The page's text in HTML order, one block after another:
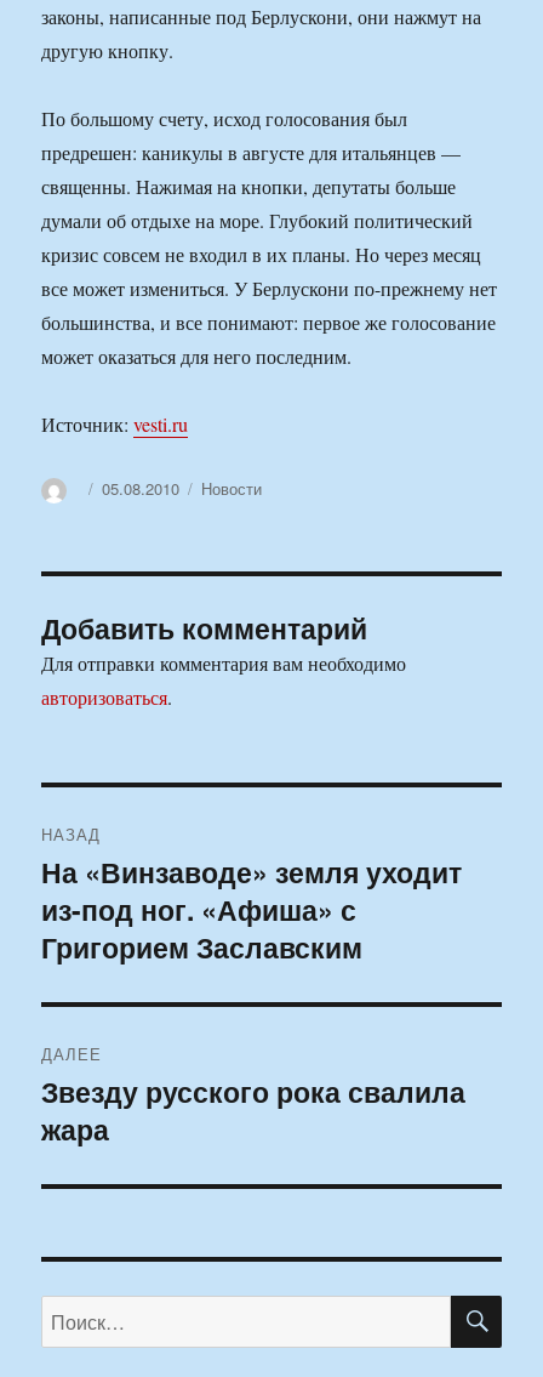
законы, написанные под Берлускони, они нажмут на
другую кнопку.
По большому счету, исход голосования был
предрешен: каникулы в августе для итальянцев —
священны. Нажимая на кнопки, депутаты больше
думали об отдыхе на море. Глубокий политический
кризис совсем не входил в их планы. Но через месяц
все может измениться. У Берлускони по-прежнему нет
большинства, и все понимают: первое же голосование
может оказаться для него последним.
Источник:vesti.ru
АвторОпубликовано
05.08.2010 Рубрики
Новости
Добавить комментарий
Для отправки комментария вам необходимо
авторизоваться.
по
записям
НАЗАД
Предыдущая
запись:
На «Винзаводе» земля уходит
из-под ног. «Афиша» с
Григорием Заславским
ДАЛЕЕ
Следующая
запись:
Звезду русского рока свалила
жара
Искать: